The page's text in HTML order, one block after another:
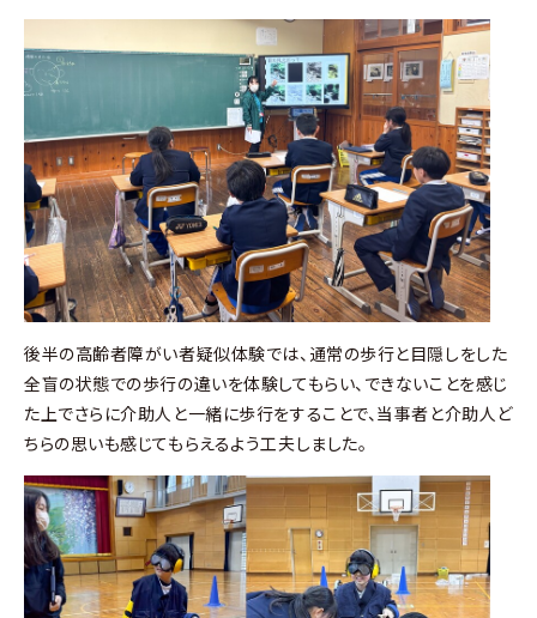
後半の高齢者障がい者疑似体験では、通常の歩行と目隠しをした
全盲の状態での歩行の違いを体験してもらい、できないことを感じ
た上でさらに介助人と一緒に歩行をすることで、当事者と介助人ど
ちらの思いも感じてもらえるよう工夫しました。